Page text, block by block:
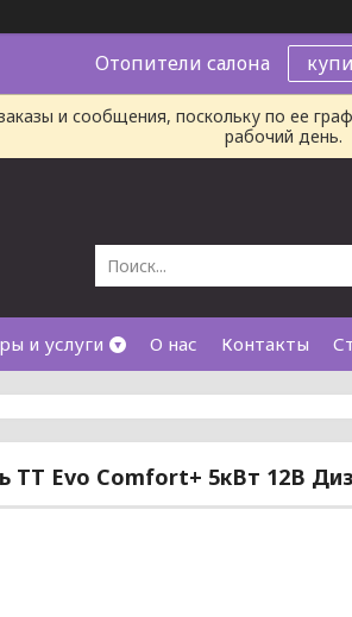
Отопители салона
и сообщения, поскольку по ее
рабочий день.
и услуги О нас Контакты
TT Evo Comfort+ 5кВт 12В